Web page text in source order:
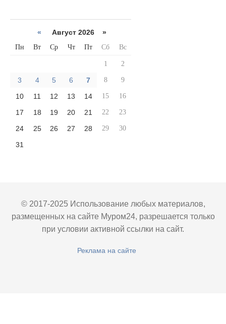
« Август 2026 »
Пн Вт Ср Чт Пт Сб Вс
1 2
3 4 5 6 7 8 9
10 11 12 13 14 15 16
17 18 19 20 21 22 23
24 25 26 27 28 29 30
31
© 2017-2025 Использование любых материалов,
размещенных на сайте Муром24, разрешается только
при условии активной ссылки на сайт.
Реклама на сайте